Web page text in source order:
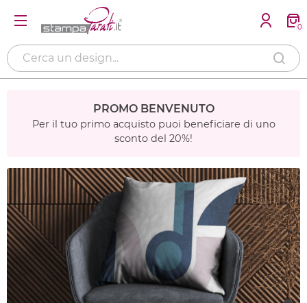
0
PROMO BENVENUTO
Per il tuo primo acquisto puoi beneficiare di uno
sconto del 20%!